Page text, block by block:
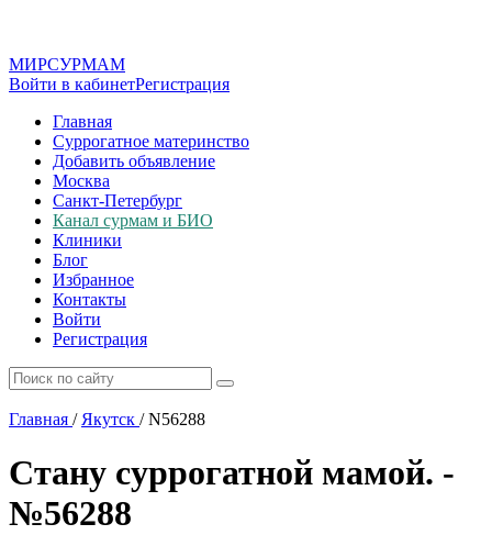
МИРСУРМАМ
Войти в кабинетРегистрация
Главная
Суррогатное материнство
Добавить объявление
Москва
Санкт-Петербург
Канал сурмам и БИО
Клиники
Блог
Избранное
Контакты
Войти
Регистрация
Главная / Якутск /N56288
Стану суррогатной мамой. -
№56288